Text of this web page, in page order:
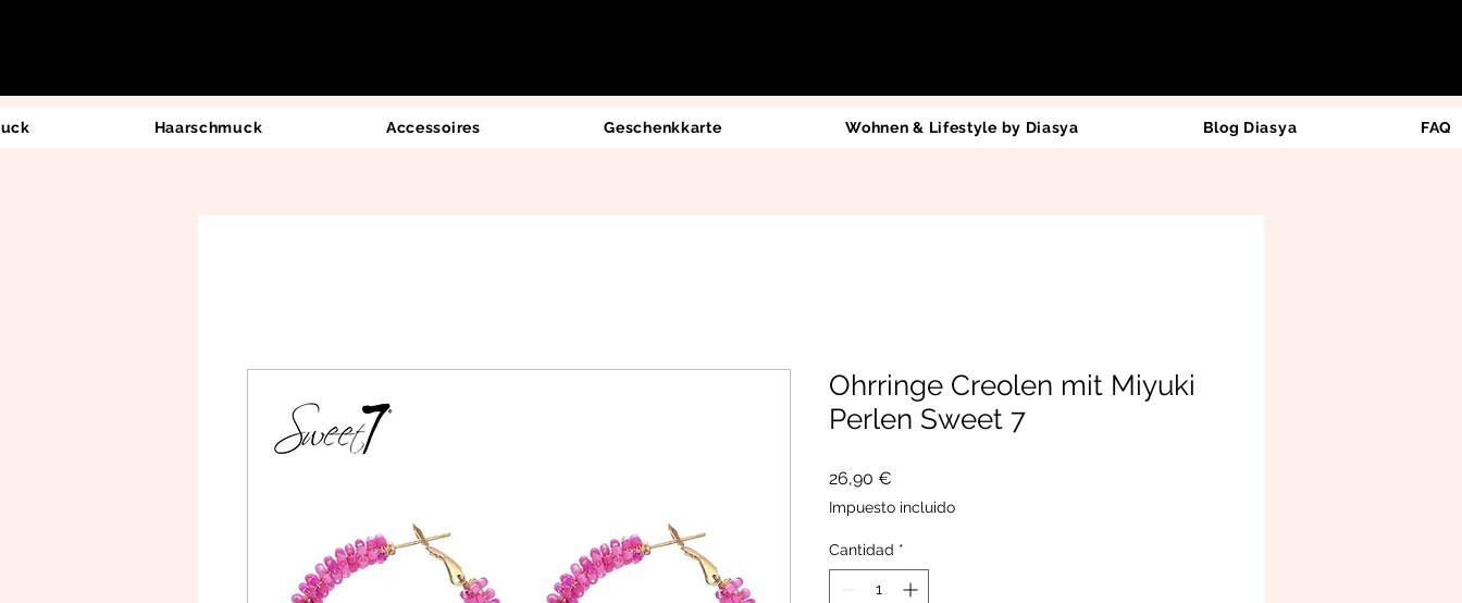
Haarschmuck Accessoires Geschenkkarte Wohnen & Lifestyle by Diasya Blog Diasya FAQ
Ohrringe Creolen mit Miyuki
Perlen Sweet 7
26,90 €
Impuesto incluido
Cantidad *